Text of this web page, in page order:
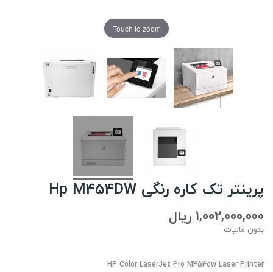
Touch to zoom
پرینتر تک کاره رنگی Hp M454DW
1,002,000,000 ریال
بدون مالیات
HP Color LaserJet Pro M454dw Laser Printer